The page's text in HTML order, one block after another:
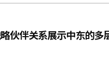
伙伴关系展示中东的多